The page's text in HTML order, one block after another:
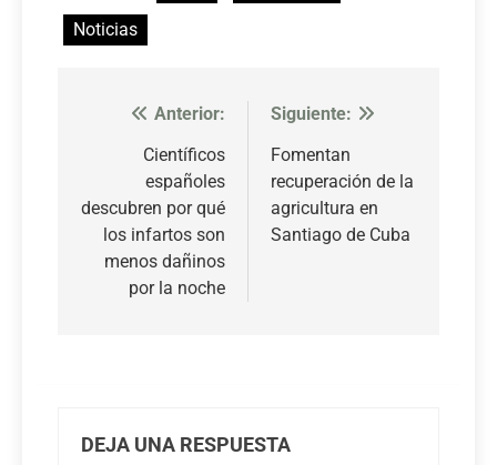
Noticias
Navegación
entradas
Anterior:
Científicos
españoles
descubren por qué
los infartos son
menos dañinos
por la noche
Siguiente:
Fomentan
recuperación de la
agricultura en
Santiago de Cuba
DEJA UNA RESPUESTA